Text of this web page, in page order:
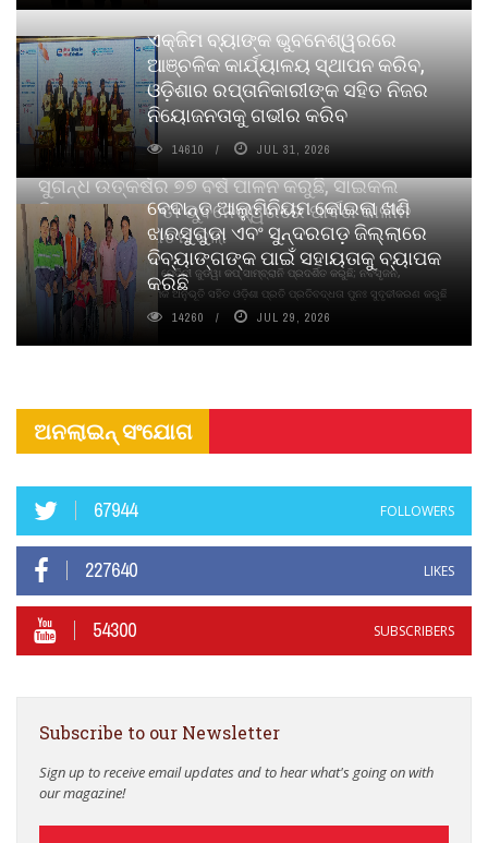
ସୁଗନ୍ଧ ଉତ୍କର୍ଷର ୭୭ ବର୍ଷ ପାଳନ କରୁଛି, ସାଇକଲ
ପିୟୋର୍‌ ଅଗରବତୀ ଭୁବନେଶ୍ୱରରେ ପାର୍ବଣ କାଳୀନ
ନବସୃଜନ ଉନ୍ମୋଚନ କଲା
ବାଉଁଶ ବିହୀନ କଠିନ ଧୂପ ଏବଂ ମେଦିନୀ ଜୁଡୱା କପ୍‌ ସାମ୍ବ୍ରାନି ପ୍ରଦର୍ଶିତ କରୁଛି; ନବସୃଜନ,
ଦୀର୍ଘସ୍ଥାୟିତା ଏବଂ ଆଧ୍ୟାତ୍ମିକ ଅନୁଭୂତି ସହିତ ଓଡ଼ିଶା ପ୍ରତି ପ୍ରତିବଦ୍ଧତା ପୁନଃ ସୁଦୃଢୀକରଣ କରୁଛି
ଏକ୍ଜିମ ବ୍ୟାଙ୍କ ଭୁବନେଶ୍ୱରରେ
ଆଞ୍ଚଳିକ କାର୍ଯ୍ୟାଳୟ ସ୍ଥାପନ କରିବ,
ଓଡ଼ିଶାର ରପ୍ତାନିକାରୀଙ୍କ ସହିତ ନିଜର
ନିୟୋଜନତାକୁ ଗଭୀର କରିବ
14610 JUL 31, 2026
ବେଦାନ୍ତ ଆଲୁମିନିୟମ କୋଇଲା ଖଣି
ଝାରସୁଗୁଡା ଏବଂ ସୁନ୍ଦରଗଡ଼ ଜିଲ୍ଲାରେ
ଦିବ୍ୟାଙ୍ଗଙ୍କ ପାଇଁ ସହାୟତାକୁ ବ୍ୟାପକ
କରିଛି
14260 JUL 29, 2026
ଅନଲାଇନ୍ ସଂଯୋଗ
67944 FOLLOWERS
227640 LIKES
54300 SUBSCRIBERS
Subscribe to our Newsletter
Sign up to receive email updates and to hear what's going on with
our magazine!